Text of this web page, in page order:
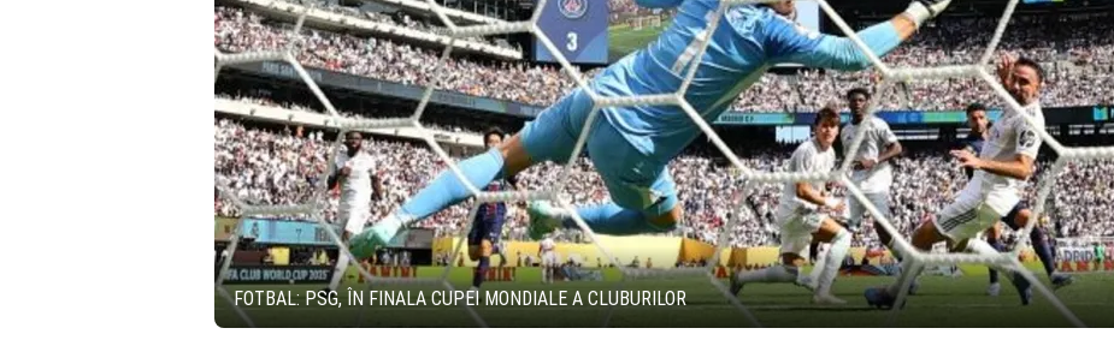
FOTBAL: PSG, ÎN FINALA CUPEI MONDIALE A CLUBURILOR